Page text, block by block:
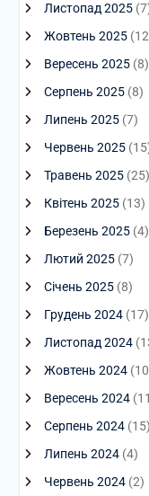
Листопад 2025
Жовтень 2025
Вересень 2025(8)
Серпень 2025(8)
Липень 2025(7)
Червень 2025
Травень 2025(25)
Квітень 2025(13)
Березень 2025(4)
Лютий 2025(7)
Січень 2025(8)
Грудень 2024(17)
Листопад 2024
Жовтень 2024
Вересень 2024
Серпень 2024(15)
Липень 2024(4)
Червень 2024(2)